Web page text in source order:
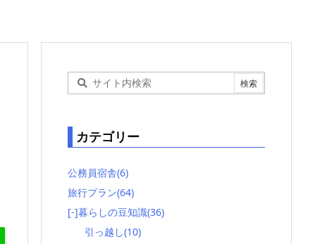
カテゴリー
公務員宿舎(6)
旅行プラン(64)
[-]暮らしの豆知識(36)
引っ越し(10)